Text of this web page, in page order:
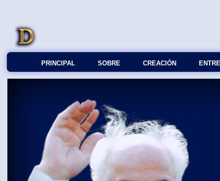
PRINCIPAL SOBRE СREACIÓN